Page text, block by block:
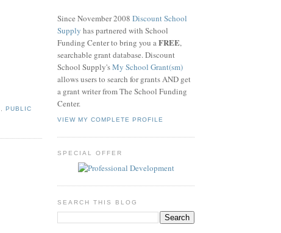
PUBLIC
Since November 2008 Discount School
Supply has partnered with School
Funding Center to bring you aFREE,
searchable grant database. Discount
School Supply'sMy School Grant(sm)
allows users to search for grants AND get
a grant writer from The School Funding
Center.
VIEW MY COMPLETE PROFILE
SPECIAL OFFER
SEARCH THIS BLOG